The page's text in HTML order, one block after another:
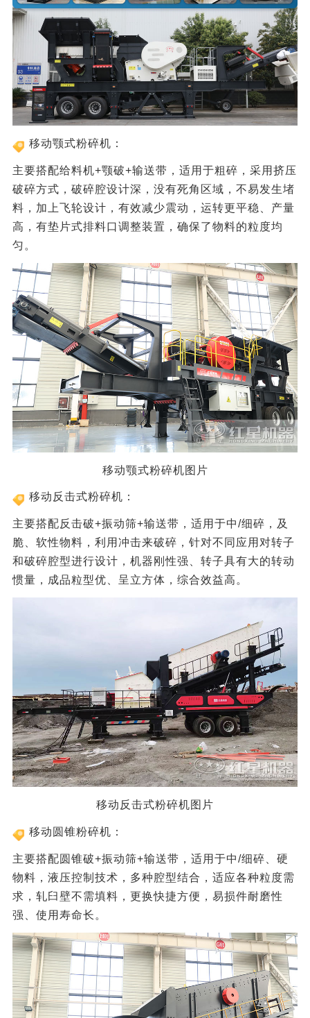
移动颚式粉碎机：
主要搭配给料机+颚破+输送带，适用于粗碎，采用挤压
破碎方式，破碎腔设计深，没有死角区域，不易发生堵
料，加上飞轮设计，有效减少震动，运转更平稳、产量
高，有垫片式排料口调整装置，确保了物料的粒度均
匀。
移动颚式粉碎机图片
移动反击式粉碎机：
主要搭配反击破+振动筛+输送带，适用于中/细碎，及
脆、软性物料，利用冲击来破碎，针对不同应用对转子
和破碎腔型进行设计，机器刚性强、转子具有大的转动
惯量，成品粒型优、呈立方体，综合效益高。
移动反击式粉碎机图片
移动圆锥粉碎机：
主要搭配圆锥破+振动筛+输送带，适用于中/细碎、硬
物料，液压控制技术，多种腔型结合，适应各种粒度需
求，轧臼壁不需填料，更换快捷方便，易损件耐磨性
强、使用寿命长。